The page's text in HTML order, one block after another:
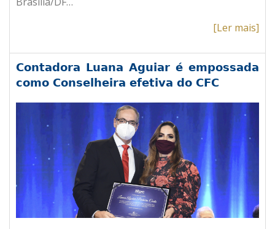
[Ler mais]
Contadora Luana Aguiar é empossada
como Conselheira efetiva do CFC